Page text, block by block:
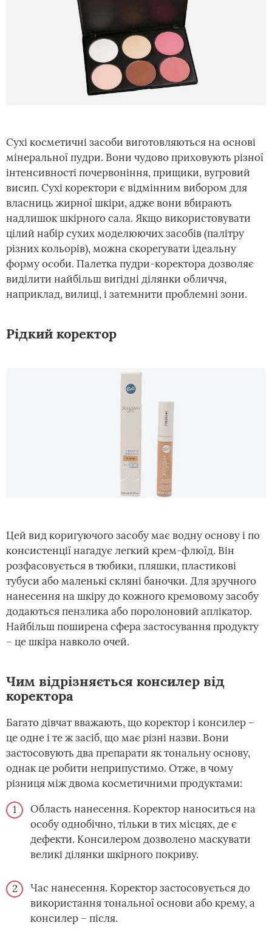
Сухі косметичні засоби виготовляються на основі
мінеральної пудри. Вони чудово приховують різної
інтенсивності почервоніння, прищики, вугровий
висип. Сухі коректори є відмінним вибором для
власниць жирної шкіри, адже вони вбирають
надлишок шкірного сала. Якщо використовувати
цілий набір сухих моделюючих засобів (палітру
різних кольорів), можна скорегувати ідеальну
форму особи. Палетка пудри-коректора дозволяє
виділити найбільш вигідні ділянки обличчя,
наприклад, вилиці, і затемнити проблемні зони.
Рідкий коректор
Цей вид коригуючого засобу має водну основу і по
консистенції нагадує легкий крем-флюїд. Він
розфасовується в тюбики, пляшки, пластикові
тубуси або маленькі скляні баночки. Для зручного
нанесення на шкіру до кожного кремовому засобу
додаються пензлика або поролоновий аплікатор.
Найбільш поширена сфера застосування продукту
– це шкіра навколо очей.
Чим відрізняється консилер від
коректора
Багато дівчат вважають, що коректор і консилер –
це одне і те ж засіб, що має різні назви. Вони
застосовують два препарати як тональну основу,
однак це робити неприпустимо. Отже, в чому
різниця між двома косметичними продуктами:
Область нанесення. Коректор наноситься на
особу однобічно, тільки в тих місцях, де є
дефекти. Консилером дозволено маскувати
великі ділянки шкірного покриву.
Час нанесення. Коректор застосовується до
використання тональної основи або крему, а
консилер – після.